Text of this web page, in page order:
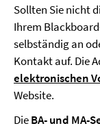
Sollten Sie nicht
Ihrem
selbständig an
Kontakt auf. Die
elektronischen
Website.
DieBA- und MA-